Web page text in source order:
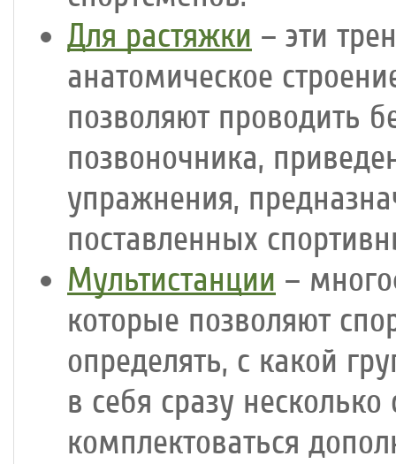
Для растяжки – эти
анатомическое
позволяют проводить
позвоночника,
упражнения,
поставленных
Мультистанции –
которые позволяют
определять, с какой
в себя сразу
комплектоваться